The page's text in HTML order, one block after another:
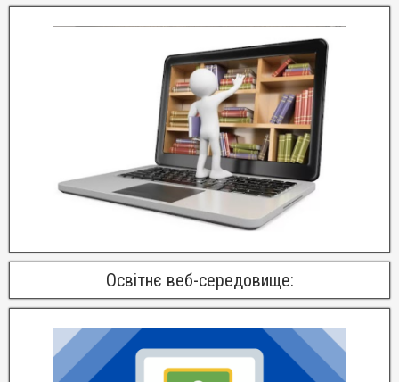
Освітнє веб-середовище: